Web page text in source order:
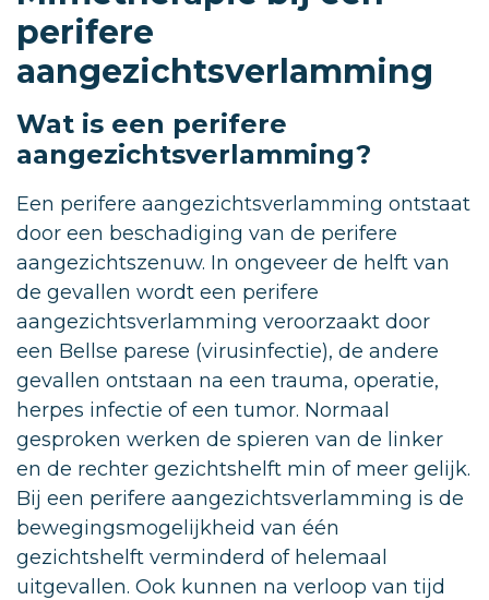
perifere
aangezichtsverlamming
Wat is een perifere
aangezichtsverlamming?
Een perifere aangezichtsverlamming ontstaat
door een beschadiging van de perifere
aangezichtszenuw. In ongeveer de helft van
de gevallen wordt een perifere
aangezichtsverlamming veroorzaakt door
een Bellse parese (virusinfectie), de andere
gevallen ontstaan na een trauma, operatie,
herpes infectie of een tumor. Normaal
gesproken werken de spieren van de linker
en de rechter gezichtshelft min of meer gelijk.
Bij een perifere aangezichtsverlamming is de
bewegingsmogelijkheid van één
gezichtshelft verminderd of helemaal
uitgevallen. Ook kunnen na verloop van tijd